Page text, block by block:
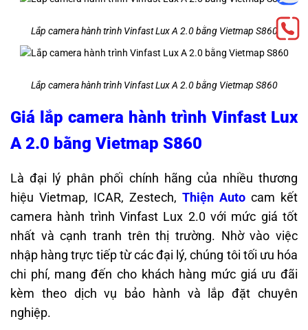
Lắp camera hành trình Vinfast Lux A 2.0 bằng Vietmap S860
Lắp camera hành trình Vinfast Lux A 2.0 bằng Vietmap S860
Giá lắp camera hành trình Vinfast Lux
A 2.0 bằng Vietmap S860
Là đại lý phân phối chính hãng của nhiều thương
hiệu Vietmap, ICAR, Zestech, Thiện Auto cam kết
camera hành trình Vinfast Lux 2.0 với mức giá tốt
nhất và cạnh tranh trên thị trường. Nhờ vào việc
nhập hàng trực tiếp từ các đại lý, chúng tôi tối ưu hóa
chi phí, mang đến cho khách hàng mức giá ưu đãi
kèm theo dịch vụ bảo hành và lắp đặt chuyên
nghiệp.